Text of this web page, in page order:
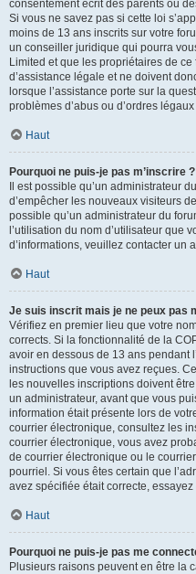
consentement écrit des parents ou
Si vous ne savez pas si cette loi
moins de 13 ans inscrits sur votre
un conseiller juridique qui pourra
Limited et que les propriétaires de
d’assistance légale et ne doivent
lorsque l’assistance porte sur la
problèmes d’abus ou d’ordres
Haut
Pourquoi ne puis-je pas m’inscrire ?
Il est possible qu’un administrateur
d’empêcher les nouveaux visiteurs
possible qu’un administrateur du
l’utilisation du nom d’utilisateur que
d’informations, veuillez contacter un
Haut
Je suis inscrit mais je ne peux pas
Vérifiez en premier lieu que votre
corrects. Si la fonctionnalité de la
avoir en dessous de 13 ans pendant
instructions que vous avez reçues.
les nouvelles inscriptions doivent
un administrateur, avant que vous
information était présente lors de
courrier électronique, consultez les
courrier électronique, vous avez
de courrier électronique ou le
pourriel. Si vous êtes certain que
avez spécifiée était correcte,
Haut
Pourquoi ne puis-je pas me
Plusieurs raisons peuvent en être la